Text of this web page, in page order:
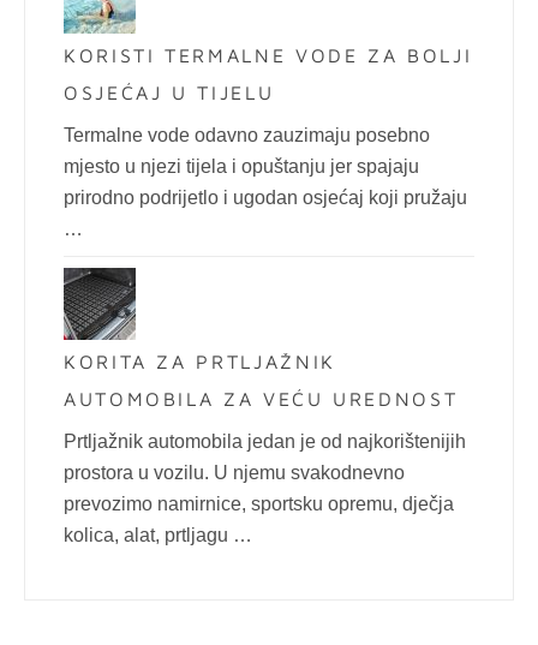
KORISTI TERMALNE VODE ZA BOLJI
OSJEĆAJ U TIJELU
Termalne vode odavno zauzimaju posebno
mjesto u njezi tijela i opuštanju jer spajaju
prirodno podrijetlo i ugodan osjećaj koji pružaju
…
KORITA ZA PRTLJAŽNIK
AUTOMOBILA ZA VEĆU UREDNOST
Prtljažnik automobila jedan je od najkorištenijih
prostora u vozilu. U njemu svakodnevno
prevozimo namirnice, sportsku opremu, dječja
kolica, alat, prtljagu …